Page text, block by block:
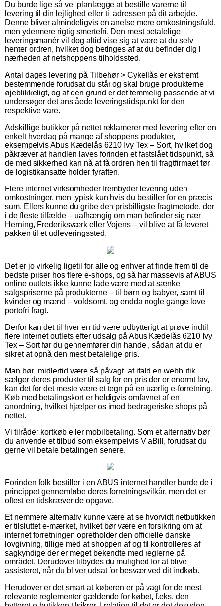
Du burde lige så vel planlægge at bestille varerne til
levering til din lejlighed eller til adressen på dit arbejde.
Denne bliver almindeligvis en anelse mere omkostningsfuld,
men ydermere rigtig smertefri. Den mest betalelige
leveringsmanér vil dog altid vise sig at være at du selv
henter ordren, hvilket dog betinges af at du befinder dig i
nærheden af netshoppens tilholdssted.
Antal dages levering på Tilbehør > Cykellås er ekstremt
bestemmende forudsat du står og skal bruge produkterne
øjeblikkeligt, og af den grund er det temmelig passende at vi
undersøger det anslåede leveringstidspunkt for den
respektive vare.
Adskillige butikker på nettet reklamerer med levering efter en
enkelt hverdag på mange af shoppens produkter,
eksempelvis Abus Kædelås 6210 Ivy Tex – Sort, hvilket dog
påkræver at handlen laves forinden et fastslået tidspunkt, så
de med sikkerhed kan nå at få ordren hen til fragtfirmaet før
de logistikansatte holder fyraften.
Flere internet virksomheder frembyder levering uden
omkostninger, men typisk kun hvis du bestiller for en præcis
sum. Ellers kunne du gribe den prisbilligste fragtmetode, der
i de fleste tilfælde – uafhængig om man befinder sig nær
Herning, Frederiksværk eller Vojens – vil blive at få leveret
pakken til et udleveringssted.
Det er jo virkelig ligetil for alle og enhver at finde frem til de
bedste priser hos flere e-shops, og så har massevis af ABUS
online outlets ikke kunne lade være med at sænke
salgspriserne på produkterne – til børn og babyer, samt til
kvinder og mænd – voldsomt, og endda nogle gange love
portofri fragt.
Derfor kan det til hver en tid være udbytterigt at prøve indtil
flere internet outlets efter udsalg på Abus Kædelås 6210 Ivy
Tex – Sort før du gennemfører din handel, sådan at du er
sikret at opnå den mest betalelige pris.
Man bør imidlertid være så påvagt, at ifald en webbutik
sælger deres produkter til salg for en pris der er enormt lav,
kan det for det meste være et tegn på en uærlig e-forretning.
Køb med betalingskort er heldigvis omfavnet af en
anordning, hvilket hjælper os imod bedrageriske shops på
nettet.
Vi tilråder kortkøb eller mobilbetaling. Som et alternativ bør
du anvende et tilbud som eksempelvis ViaBill, forudsat du
gerne vil betale betalingen senere.
Forinden folk bestiller i en ABUS internet handler burde de i
princippet gennemløbe deres forretningsvilkår, men det er
oftest en tidskrævende opgave.
Et nemmere alternativ kunne være at se hvorvidt netbutikken
er tilsluttet e-mærket, hvilket bør være en forsikring om at
internet forretningen opretholder den officielle danske
lovgivning, tillige med at shoppen af og til kontrolleres af
sagkyndige der er meget bekendte med reglerne på
området. Derudover tilbydes du mulighed for at blive
assisteret, når du bliver udsat for besvær ved dit indkøb.
Herudover er det smart at køberen er på vagt for de mest
relevante reglementer gældende for købet, f.eks. den